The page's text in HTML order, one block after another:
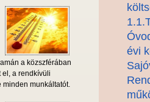
a közszférában
el, a rendkívüli
minden munkáltatót.
évi